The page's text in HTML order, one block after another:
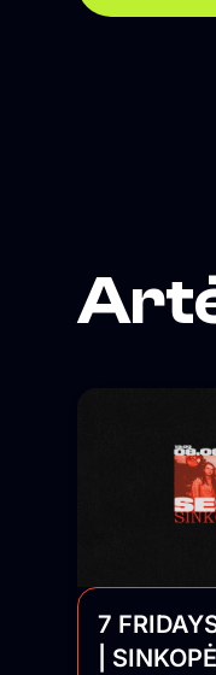
7
|